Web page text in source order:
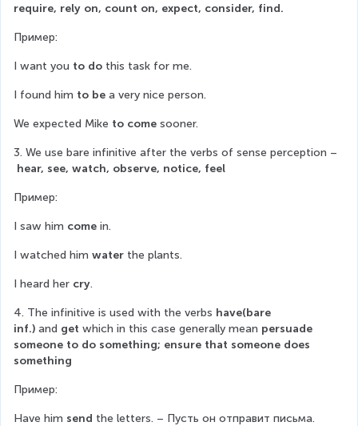
require, rely on, count on, expect, consider, find.
Пример:
I want you to do this task for me.
I found him to be a very nice person.
We expected Mike to come sooner.
3. We use bare infinitive after the verbs of sense perception –
hear, see, watch, observe, notice, feel
Пример:
I saw him come in.
I watched him water the plants.
I heard her cry.
4. The infinitive is used with the verbs have(bare
inf.) and get which in this case generally mean persuade
someone to do something; ensure that someone does
something
Пример:
Have him send the letters. – Пусть он отправит письма.